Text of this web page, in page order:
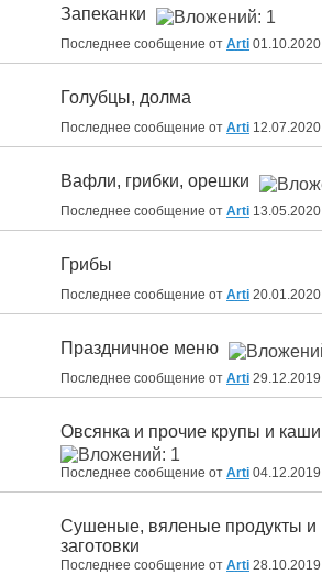
Запеканки
Последнее сообщение от Arti 01.10.2020
Голубцы, долма
Последнее сообщение от Arti 12.07.2020
Вафли, грибки, орешки
Последнее сообщение от Arti 13.05.2020
Грибы
Последнее сообщение от Arti 20.01.2020
Праздничное меню
Последнее сообщение от Arti 29.12.2019
Овсянка и прочие крупы и каши
Последнее сообщение от Arti 04.12.2019
Сушеные, вяленые продукты и
заготовки
Последнее сообщение от Arti 28.10.2019